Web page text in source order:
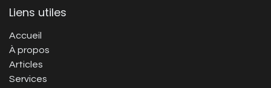
Liens utiles
Accueil
À propos
Articles
Services